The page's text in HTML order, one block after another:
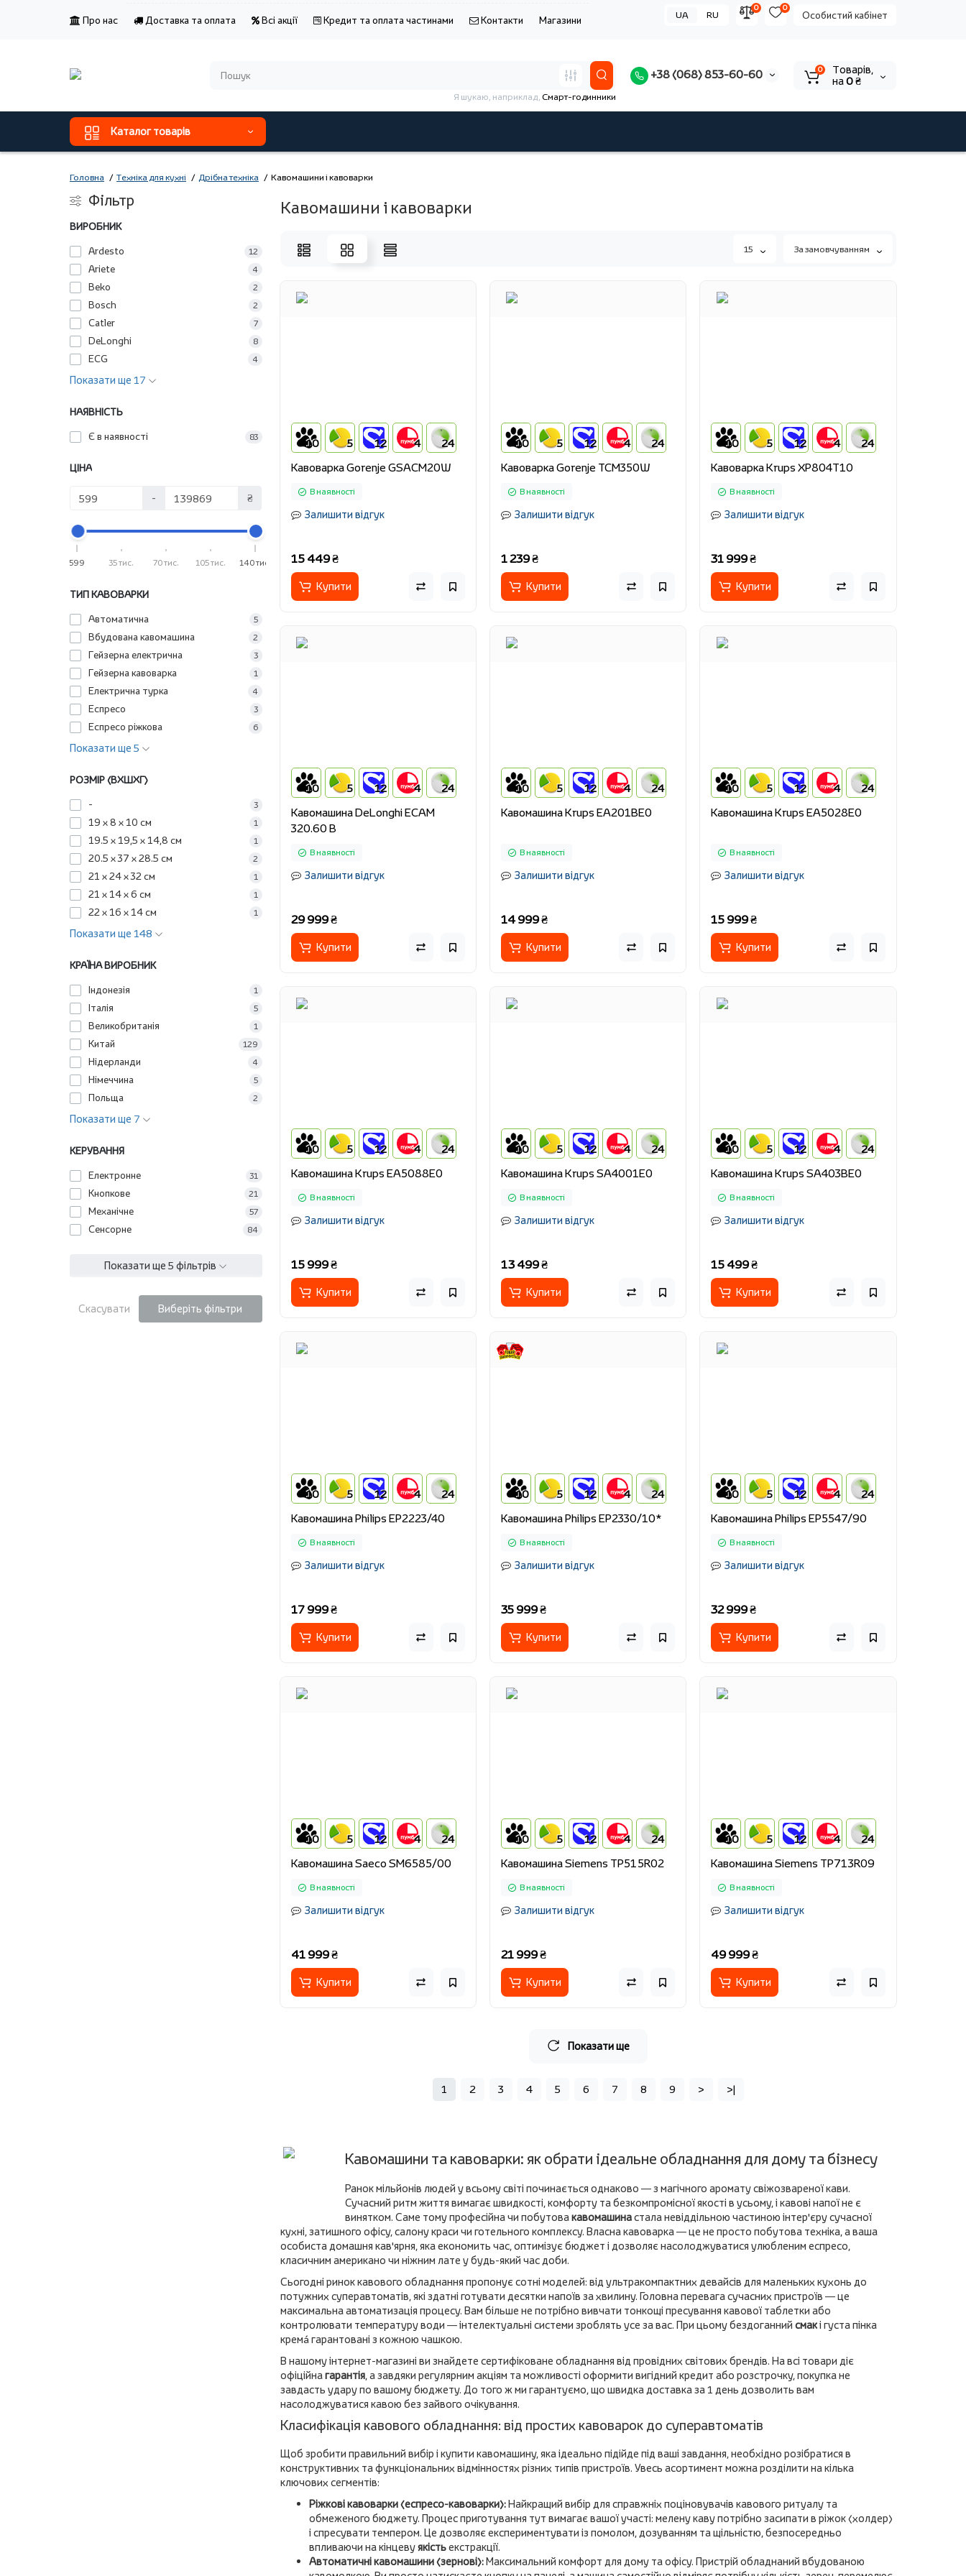
Про нас Доставка та оплата Всі акції Кредит та оплата частинами Контакти Магазини Особистий кабінет
0
0
UA RU
+38 (068) 853-60-60
Я шукаю, наприклад,Смарт-годинники
0
Tоварів,
на0 ₴
Каталог товарів
Головна Техніка для кухні Дрібна техніка Кавомашини і кавоварки
Фільтр
ВИРОБНИК
Ardesto
12
Ariete 4
Beko 2
Bosch 2
Catler 7
DeLonghi 8
ECG 4
Показати ще 17
НАЯВНІСТЬ
Є в наявності
83
ЦІНА
- ₴
599 35 тис. 70 тис. 105 тис. 140 тис.
ТИП КАВОВАРКИ
Автоматична
5
Вбудована кавомашина 2
Гейзерна електрична 3
Гейзерна кавоварка 1
Електрична турка 4
Еспресо 3
Еспресо ріжкова 6
Показати ще 5
РОЗМІР (ВХШХГ)
-
3
19 х 8 х 10 см 1
19.5 х 19,5 х 14,8 см 1
20.5 х 37 х 28.5 см 2
21 x 24 x 32 см 1
21 х 14 х 6 см 1
22 х 16 х 14 см 1
Показати ще 148
КРАЇНА ВИРОБНИК
Індонезія
1
Італія 5
Великобританія 1
Китай 129
Нідерланди 4
Німеччина 5
Польща 2
Показати ще 7
КЕРУВАННЯ
Електронне
31
Кнопкове 21
Механічне 57
Сенсорне 84
Показати ще 5 фільтрів
Скасувати Виберіть фільтри
Кавомашини і кавоварки
15 За замовчуванням
10 5 12 4 24
Кавоварка Gorenje GSACM20W
В наявності
Залишити відгук
15 449 ₴
Купити
10 5 12 4 24
Кавоварка Gorenje TCM350W
В наявності
Залишити відгук
1 239 ₴
Купити
10 5 12 4 24
Кавоварка Krups XP804T10
В наявності
Залишити відгук
31 999 ₴
Купити
10 5 12 4 24
Кавомашина DeLonghi ECAM
320.60 B
В наявності
Залишити відгук
29 999 ₴
Купити
10 5 12 4 24
Кавомашина Krups EA201BE0
В наявності
Залишити відгук
14 999 ₴
Купити
10 5 12 4 24
Кавомашина Krups EA5028E0
В наявності
Залишити відгук
15 999 ₴
Купити
10 5 12 4 24
Кавомашина Krups EA5088E0
В наявності
Залишити відгук
15 999 ₴
Купити
10 5 12 4 24
Кавомашина Krups SA4001E0
В наявності
Залишити відгук
13 499 ₴
Купити
10 5 12 4 24
Кавомашина Krups SA403BE0
В наявності
Залишити відгук
15 499 ₴
Купити
10 5 12 4 24
Кавомашина Philips EP2223/40
В наявності
Залишити відгук
17 999 ₴
Купити
10 5 12 4 24
Кавомашина Philips EP2330/10*
В наявності
Залишити відгук
35 999 ₴
Купити
10 5 12 4 24
Кавомашина Philips EP5547/90
В наявності
Залишити відгук
32 999 ₴
Купити
10 5 12 4 24
Кавомашина Saeco SM6585/00
В наявності
Залишити відгук
41 999 ₴
Купити
10 5 12 4 24
Кавомашина Siemens TP515R02
В наявності
Залишити відгук
21 999 ₴
Купити
10 5 12 4 24
Кавомашина Siemens TP713R09
В наявності
Залишити відгук
49 999 ₴
Купити
Показати ще
1 2 3 4 5 6 7 8 9 > >|
Кавомашини та кавоварки: як обрати ідеальне обладнання для дому та бізнесу
Ранок мільйонів людей у всьому світі починається однаково — з магічного аромату свіжозвареної кави.
Сучасний ритм життя вимагає швидкості, комфорту та безкомпромісної якості в усьому, і кавові напої не є
винятком. Саме тому професійна чи побутовакавомашинастала невіддільною частиною інтер'єру сучасної
кухні, затишного офісу, салону краси чи готельного комплексу. Власна кавоварка — це не просто побутова техніка, а ваша
особиста домашня кав'ярня, яка економить час, оптимізує бюджет і дозволяє насолоджуватися улюбленим еспресо,
класичним американо чи ніжним лате у будь-який час доби.
Сьогодні ринок кавового обладнання пропонує сотні моделей: від ультракомпактних девайсів для маленьких кухонь до
потужних суперавтоматів, які здатні готувати десятки напоїв за хвилину. Головна перевага сучасних пристроїв — це
максимальна автоматизація процесу. Вам більше не потрібно вивчати тонкощі пресування кавової таблетки або
контролювати температуру води — інтелектуальні системи зроблять усе за вас. При цьому бездоганний смакі густа пінка
кремá гарантовані з кожною чашкою.
В нашому інтернет-магазині ви знайдете сертифіковане обладнання від провідних світових брендів. На всі товари діє
офіційнагарантія, а завдяки регулярним акціям та можливості оформити вигідний кредит або розстрочку, покупка не
завдасть удару по вашому бюджету. До того ж ми гарантуємо, що швидка доставка за 1 день дозволить вам
насолоджуватися кавою без зайвого очікування.
Класифікація кавового обладнання: від простих кавоварок до суперавтоматів
Щоб зробити правильний вибір і купити кавомашину, яка ідеально підійде під ваші завдання, необхідно розібратися в
конструктивних та функціональних відмінностях різних типів пристроїв. Увесь асортимент можна розділити на кілька
ключових сегментів:
Ріжкові кавоварки (еспресо-кавоварки):Найкращий вибір для справжніх поціновувачів кавового ритуалу та
обмеженого бюджету. Процес приготування тут вимагає вашої участі: мелену каву потрібно засипати в ріжок (холдер)
і спресувати темпером. Це дозволяє експериментувати із помолом, дозуванням та щільністю, безпосередньо
впливаючи на кінцевуякістьекстракції.
Автоматичні кавомашини (зернові):Максимальний комфорт для дому та офісу. Пристрій обладнаний вбудованою